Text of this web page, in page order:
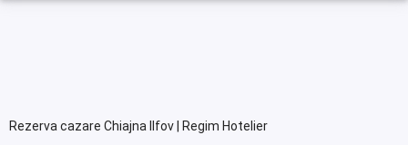
Rezerva cazare Chiajna Ilfov | Regim Hotelier